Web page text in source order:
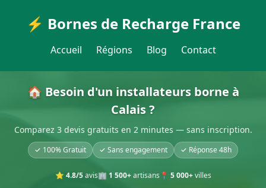
⚡ Bornes de Recharge France
Accueil Régions Blog Contact
🏠 Besoin d'un installateurs borne à
Calais ?
Comparez 3 devis gratuits en 2 minutes — sans inscription.
✓ 100% Gratuit ✓ Sans engagement ✓ Réponse 48h
⭐ 4.8/5avis🏢 1 500+artisans 📍 5 000+villes